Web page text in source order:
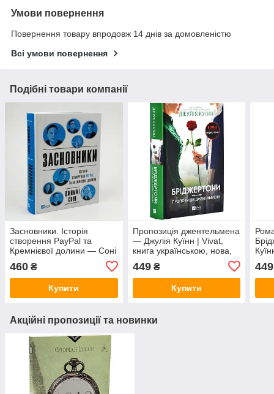
Умови повернення
Повернення товару впродовж 14 днів за домовленістю
Всі умови повернення
Подібні товари компанії
Засновники. Історія
створення PayPal та
Кремнієвої долини — Соні
українською, нова, тверда
460 ₴
Купити
Пропозиція джентельмена
— Джулія Куїнн | Vivat,
книга українською, нова,
449₴
Купити
449
Акційні пропозиції та новинки